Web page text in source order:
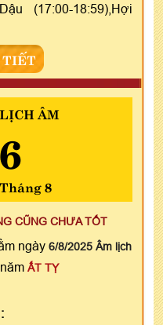
(17:00-18:59),Hợi
TIẾT
LỊCH ÂM
6
Tháng 8
CŨNG CHƯA TỐT
ngày 6/8/2025 Âm lịch
, năm ẤT TỴ